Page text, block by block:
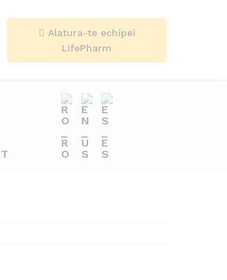
Alatura-te echipei
LifePharm